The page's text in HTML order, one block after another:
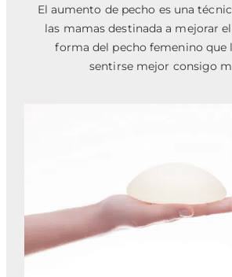
El aumento de pecho es una
las mamas destinada a mejorar
forma del pecho femenino que
sentirse mejor consigo